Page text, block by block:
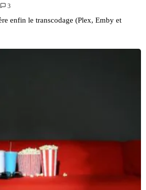
3
enfin le transcodage (Plex, Emby et